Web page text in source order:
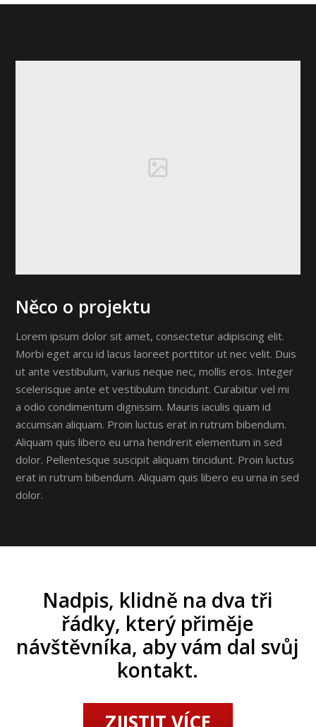
Něco o projektu
Lorem ipsum dolor sit amet, consectetur adipiscing elit.
Morbi eget arcu id lacus laoreet porttitor ut nec velit. Duis
ut ante vestibulum, varius neque nec, mollis eros. Integer
scelerisque ante et vestibulum tincidunt. Curabitur vel mi
a odio condimentum dignissim. Mauris iaculis quam id
accumsan aliquam. Proin luctus erat in rutrum bibendum.
Aliquam quis libero eu urna hendrerit elementum in sed
dolor. Pellentesque suscipit aliquam tincidunt. Proin luctus
erat in rutrum bibendum. Aliquam quis libero eu urna in sed
dolor.
Nadpis, klidně na dva tři
řádky, který přiměje
návštěvníka, aby vám dal svůj
kontakt.
ZJISTIT VÍCE